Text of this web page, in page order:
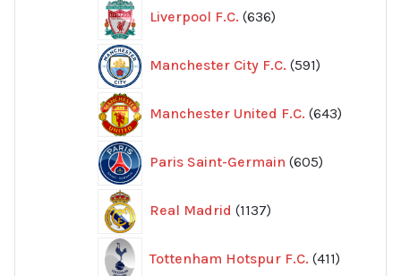
Liverpool F.C. 636
produkter
Manchester City F.C. 591
produkter
Manchester United F.C. 643
Paris Saint-Germain 605
produkter
Real Madrid 1137
produkter
Tottenham Hotspur F.C. 411
produkter